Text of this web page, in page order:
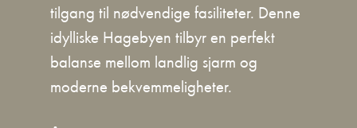
tilgang til nødvendige fasiliteter. Denne
idylliske Hagebyen tilbyr en perfekt
balanse mellom landlig sjarm og
moderne bekvemmeligheter.